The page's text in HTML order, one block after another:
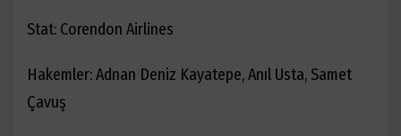
Stat: Corendon Airlines
Hakemler: Adnan Deniz Kayatepe, Anıl Usta, Samet
Çavuş